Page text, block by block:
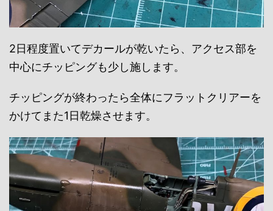
2日程度置いてデカールが乾いたら、アクセス部を
中心にチッピングも少し施します。
チッピングが終わったら全体にフラットクリアーを
かけてまた1日乾燥させます。